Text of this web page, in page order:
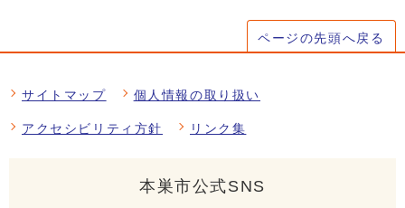
ページの先頭へ戻る
サイトマップ 個人情報の取り扱い
アクセシビリティ方針 リンク集
本巣市公式SNS